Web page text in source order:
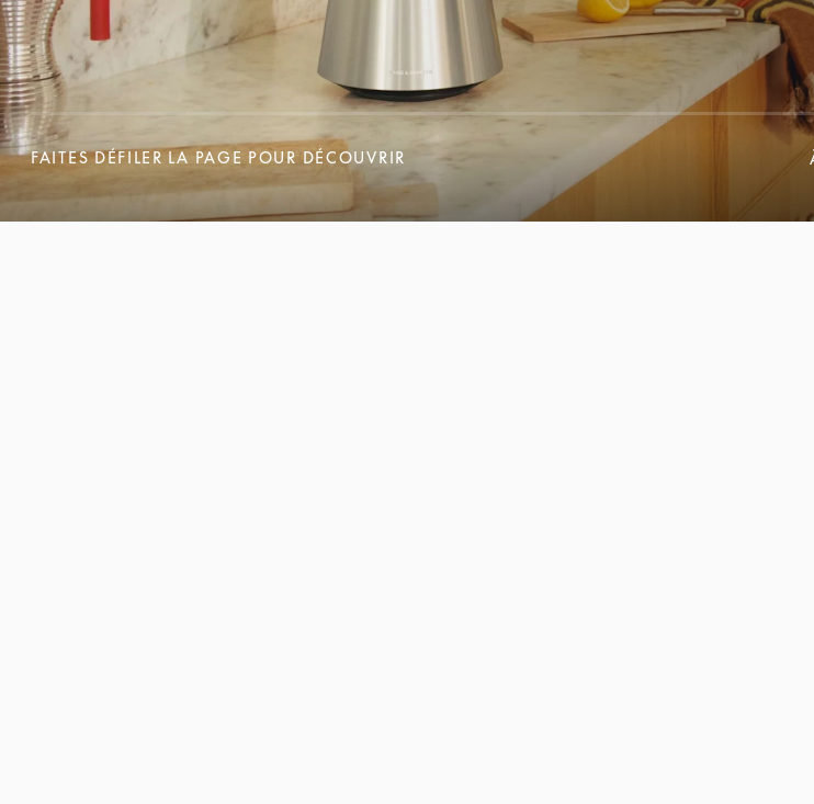
FAITES DÉFILER LA PAGE POUR DÉCOUVRIR
FAITES DÉFILER LA PAGE POUR DÉCOUVRIR